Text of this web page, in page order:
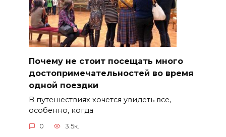
Почему не стоит посещать много
достопримечательностей во время
одной поездки
В путешествиях хочется увидеть все,
особенно, когда
0 3.5к.